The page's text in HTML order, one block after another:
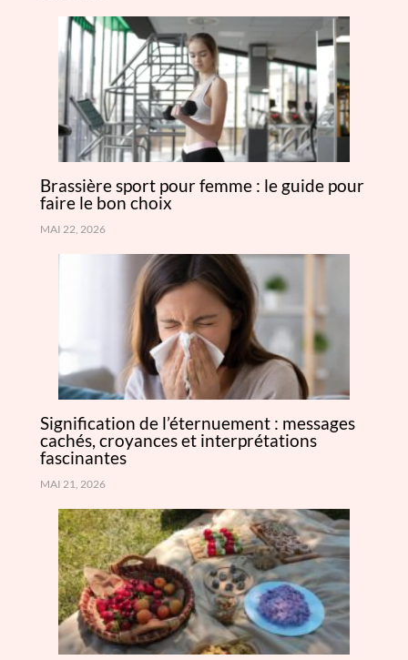
Brassière sport pour femme : le guide pour
faire le bon choix
MAI 22, 2026
Signification de l’éternuement : messages
cachés, croyances et interprétations
fascinantes
MAI 21, 2026